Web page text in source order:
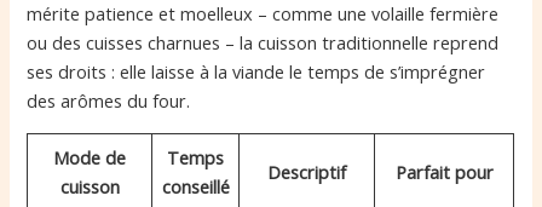
mérite patience et moelleux – comme une volaille fermière
ou des cuisses charnues – la cuisson traditionnelle reprend
ses droits : elle laisse à la viande le temps de s’imprégner
des arômes du four.
Mode de
cuisson
Temps
conseillé
Descriptif Parfait pour